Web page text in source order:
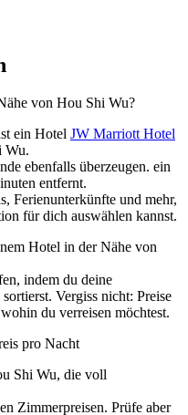
von Hou Shi Wu?
ein Hotel JW Marriott Hotel
Wu.
ebenfalls überzeugen. ein
entfernt.
Ferienunterkünfte und mehr,
für dich auswählen kannst.
Hotel in der Nähe von
indem du deine
Vergiss nicht: Preise
du verreisen möchtest.
pro Nacht
Shi Wu, die voll
Zimmerpreisen. Prüfe aber